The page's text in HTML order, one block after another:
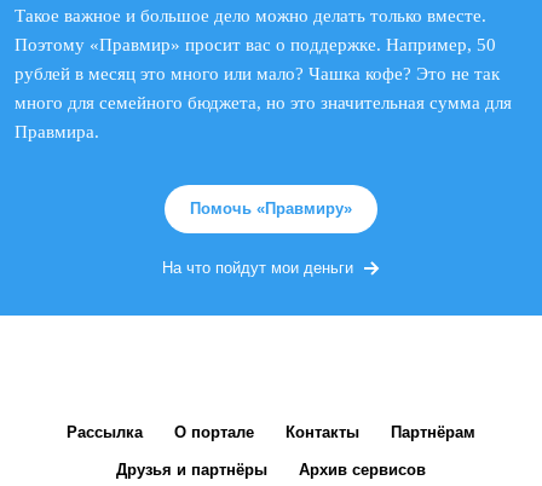
Такое важное и большое дело можно делать только вместе.
Поэтому «Правмир» просит вас о поддержке. Например, 50
рублей в месяц это много или мало? Чашка кофе? Это не так
много для семейного бюджета, но это значительная сумма для
Правмира.
Помочь «Правмиру»
На что пойдут мои деньги
Рассылка О портале Контакты Партнёрам
Друзья и партнёры Архив сервисов